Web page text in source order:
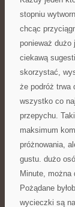
stopniu
chcąc
ponieważ dużo
ciekawą
skorzystać,
że podróż trwa
wszystko co
przepychu.
maksimum
próżnowania,
gustu. dużo
Minute,
Pożądane
wycieczki są